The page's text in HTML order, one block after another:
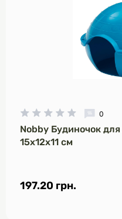
0
Nobby Будиночок
15х12х11 см
197.20 грн.